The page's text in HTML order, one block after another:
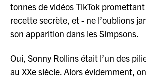
tonnes de vidéos TikTok
recette secrète, et - ne l’oublions
son apparition dans les Simpsons.
Oui, Sonny Rollins était l’un des
au XXe siècle. Alors évidemment,